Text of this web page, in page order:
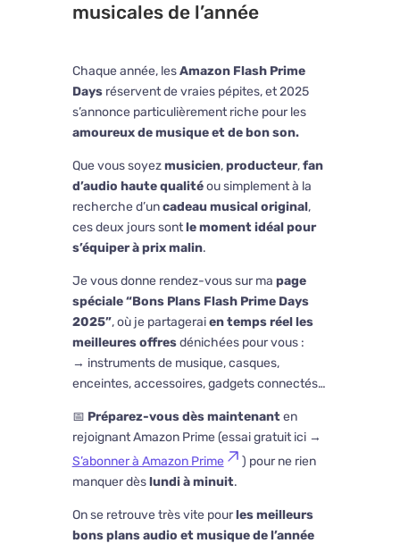
musicales de l’année
Chaque année, lesAmazon Flash Prime
Daysréservent de vraies pépites, et 2025
s’annonce particulièrement riche pour les
amoureux de musique et de bon son.
Que vous soyezmusicien,producteur,fan
d’audio haute qualitéou simplement à la
recherche d’uncadeau musical original,
ces deux jours sontle moment idéal pour
s’équiper à prix malin.
Je vous donne rendez-vous sur ma page
spéciale “Bons Plans Flash Prime Days
2025”, où je partageraien temps réel les
meilleures offresdénichées pour vous :
→ instruments de musique, casques,
enceintes, accessoires, gadgets connectés…
📅 Préparez-vous dès maintenanten
rejoignant Amazon Prime (essai gratuit ici →
S’abonner à Amazon Prime
) pour ne rien
manquer dèslundi à minuit.
On se retrouve très vite pourles meilleurs
bons plans audio et musique de l’année